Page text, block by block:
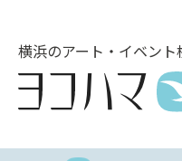
横浜のアート・イベント